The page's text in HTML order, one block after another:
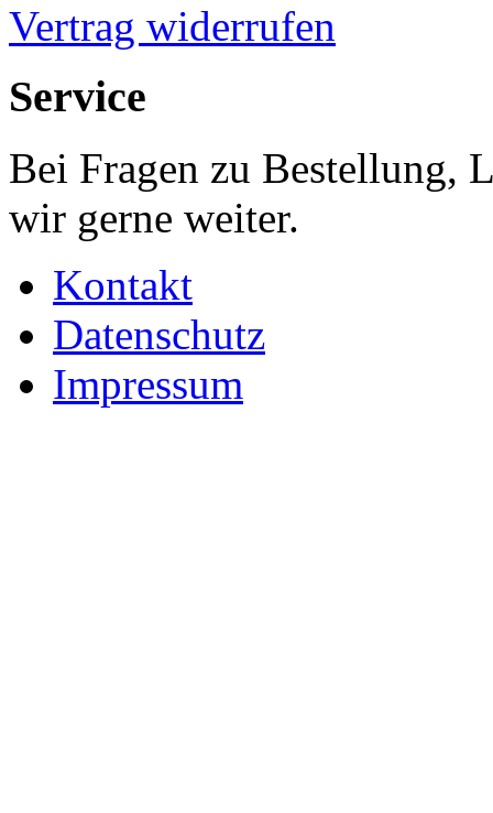
Vertrag widerrufen
Service
Bei Fragen zu Bestellung,
wir gerne weiter.
Kontakt
Datenschutz
Impressum